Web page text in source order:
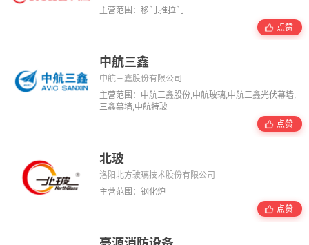
主营范围：移门.推拉门
点赞
中航三鑫
中航三鑫股份有限公司
主营范围：中航三鑫股份,中航玻璃,中航三鑫光伏幕墙,
三鑫幕墙,中航特玻
点赞
北玻
洛阳北方玻璃技术股份有限公司
主营范围：钢化炉
点赞